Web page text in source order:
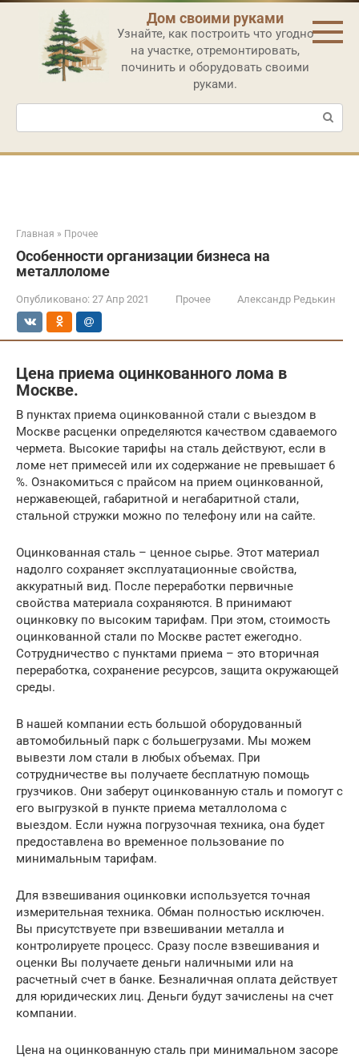
Перейти
контенту
Дом своими руками
Узнайте, как построить что угодно
на участке, отремонтировать,
починить и оборудовать своими
руками.
Поиск:
Главная » Прочее
Особенности организации бизнеса на
металлоломе
Опубликовано: 27 Апр 2021 Прочее Александр Редькин
Цена приема оцинкованного лома в
Москве.
В пунктах приема оцинкованной стали с выездом в
Москве расценки определяются качеством сдаваемого
чермета. Высокие тарифы на сталь действуют, если в
ломе нет примесей или их содержание не превышает 6
%. Ознакомиться с прайсом на прием оцинкованной,
нержавеющей, габаритной и негабаритной стали,
стальной стружки можно по телефону или на сайте.
Оцинкованная сталь – ценное сырье. Этот материал
надолго сохраняет эксплуатационные свойства,
аккуратный вид. После переработки первичные
свойства материала сохраняются. В принимают
оцинковку по высоким тарифам. При этом, стоимость
оцинкованной стали по Москве растет ежегодно.
Сотрудничество с пунктами приема – это вторичная
переработка, сохранение ресурсов, защита окружающей
среды.
В нашей компании есть большой оборудованный
автомобильный парк с большегрузами. Мы можем
вывезти лом стали в любых объемах. При
сотрудничестве вы получаете бесплатную помощь
грузчиков. Они заберут оцинкованную сталь и помогут с
его выгрузкой в пункте приема металлолома с
выездом. Если нужна погрузочная техника, она будет
предоставлена во временное пользование по
минимальным тарифам.
Для взвешивания оцинковки используется точная
измерительная техника. Обман полностью исключен.
Вы присутствуете при взвешивании металла и
контролируете процесс. Сразу после взвешивания и
оценки Вы получаете деньги наличными или на
расчетный счет в банке. Безналичная оплата действует
для юридических лиц. Деньги будут зачислены на счет
компании.
Цена на оцинкованную сталь при минимальном засоре